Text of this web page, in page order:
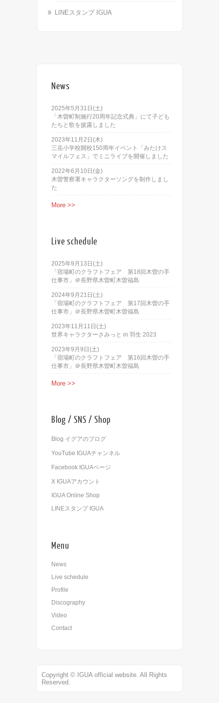
LINEスタンプ IGUA
News
2025年5月31日(土)
「木曽町制施行20周年記念式典」にて子ども
たちと歌を披露しました
2023年11月2日(木)
三岳小学校開校150周年イベント「みたけス
マイルフェス」でミニライブを開催しました
2022年6月10日(金)
木曽警察署キャラクターソングを制作しまし
た
More >>
Live schedule
2025年9月13日(土)
「宿場町のクラフトフェア 第18回木曽の手
仕事市」＠長野県木曽町木曽福島
2024年9月21日(土)
「宿場町のクラフトフェア 第17回木曽の手
仕事市」＠長野県木曽町木曽福島
2023年11月11日(土)
世界キャラクターさみっと in 羽生 2023
2023年9月9日(土)
「宿場町のクラフトフェア 第16回木曽の手
仕事市」＠長野県木曽町木曽福島
More >>
Blog / SNS / Shop
Blog イグアのブログ
YouTube IGUAチャンネル
Facebook IGUAページ
X IGUAアカウント
IGUA Online Shop
LINEスタンプ IGUA
Menu
News
Live schedule
Profile
Discography
Video
Contact
Copyright © IGUA official website. All Rights
Reserved.